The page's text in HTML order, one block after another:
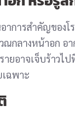
าการสำคัญของ
กลางหน้าอก อ
ยอาจเจ็บร้าว
ฉพาะ